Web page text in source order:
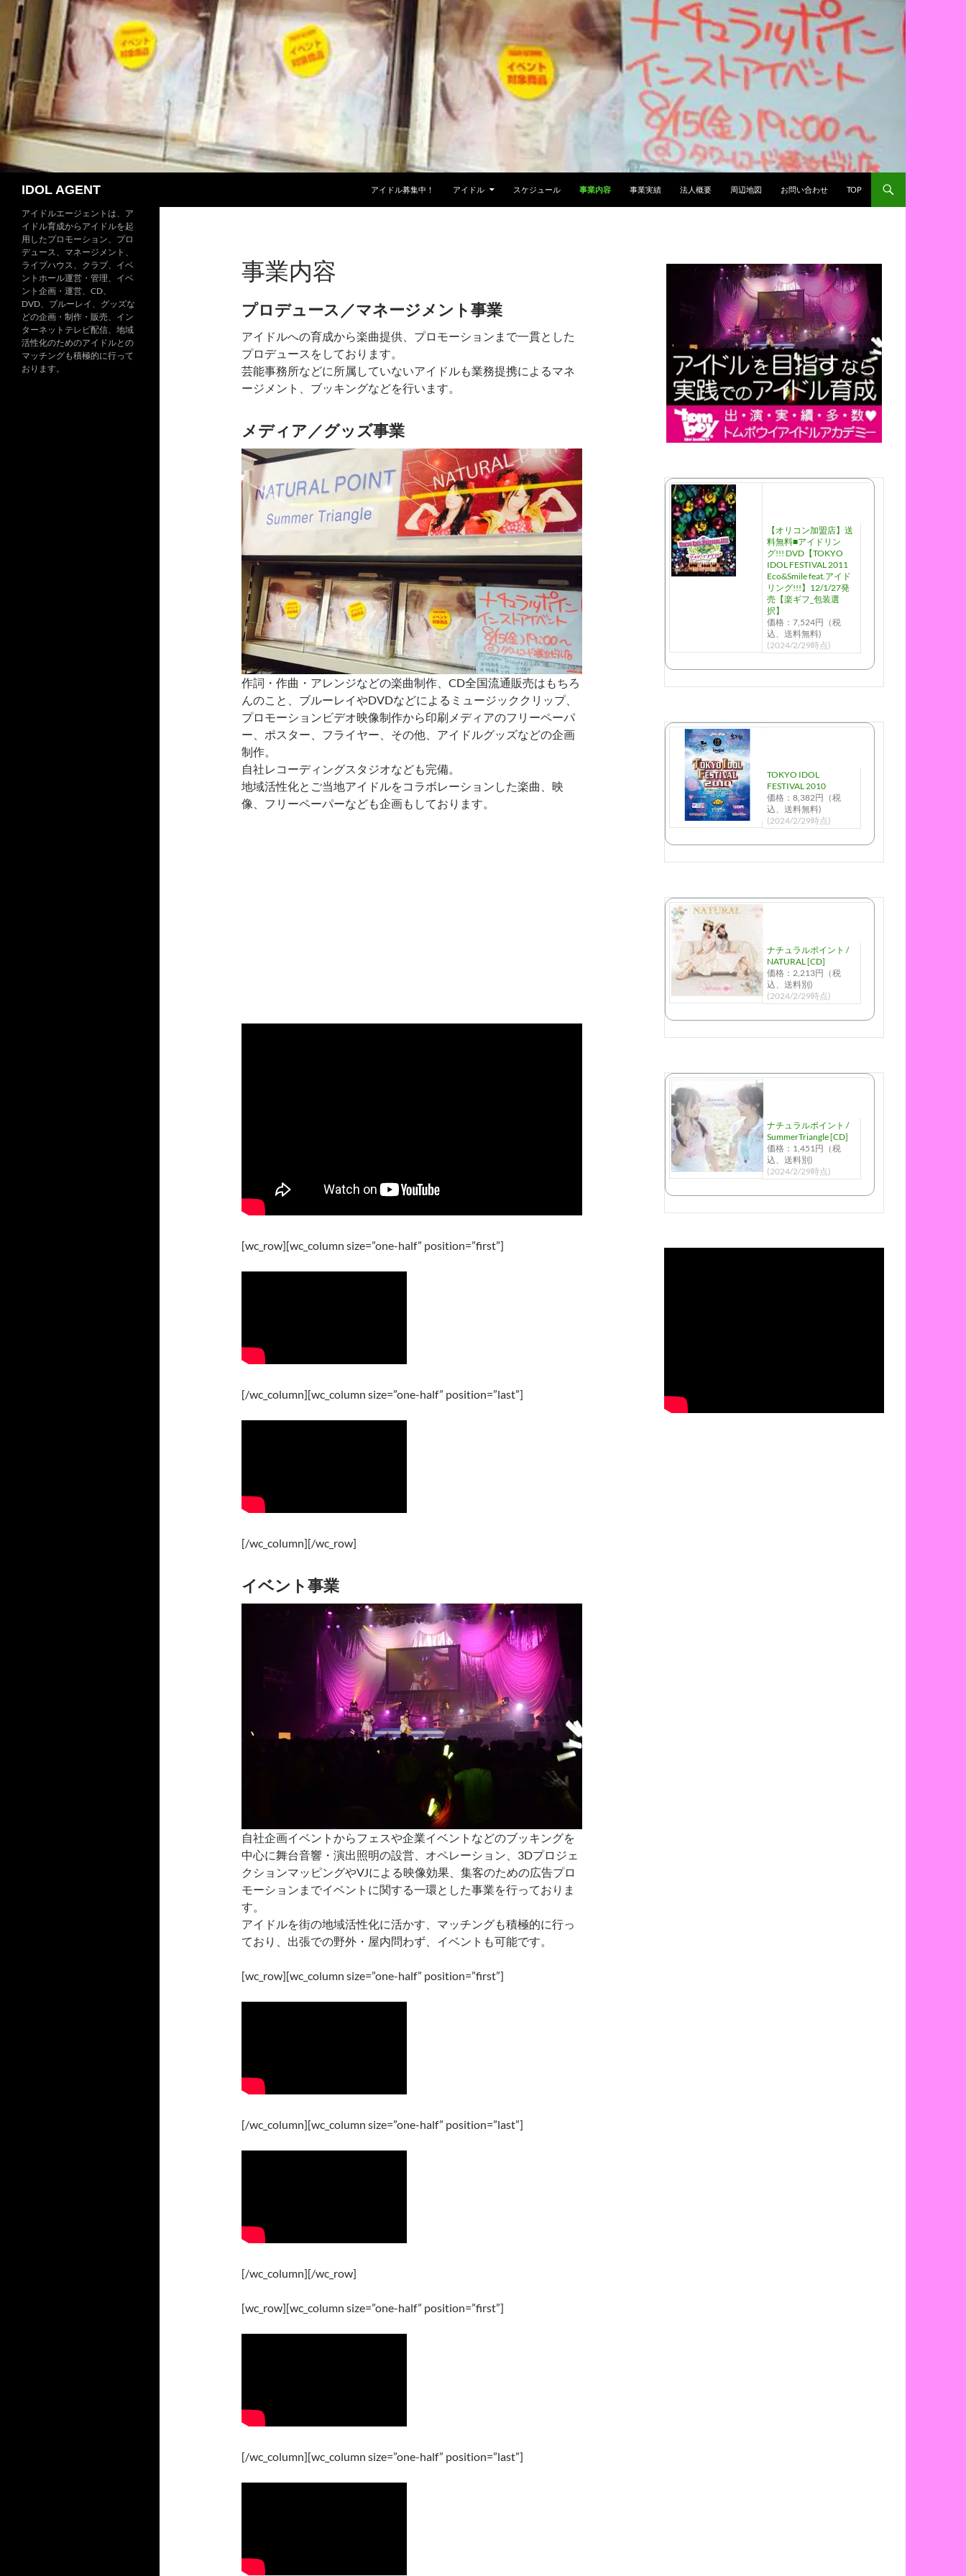
ツ
へ
ス
キ
プ
IDOL AGENT アイドル募集中！ アイドル スケジュール 事業内容 事業実績 法人概要 周辺地図 お問い合わせ TOP
事業内容
プロデュース／マネージメント事業
アイドルへの育成から楽曲提供、プロモーションまで一貫とした
プロデュースをしております。
芸能事務所などに所属していないアイドルも業務提携によるマネ
ージメント、ブッキングなどを行います。
メディア／グッズ事業
作詞・作曲・アレンジなどの楽曲制作、CD全国流通販売はもちろ
んのこと、ブルーレイやDVDなどによるミュージッククリップ、
プロモーションビデオ映像制作から印刷メディアのフリーペーパ
ー、ポスター、フライヤー、その他、アイドルグッズなどの企画
制作。
自社レコーディングスタジオなども完備。
地域活性化とご当地アイドルをコラボレーションした楽曲、映
像、フリーペーパーなども企画もしております。
[wc_row][wc_column size=”one-half” position=”first”]
[/wc_column][wc_column size=”one-half” position=”last”]
[/wc_column][/wc_row]
イベント事業
自社企画イベントからフェスや企業イベントなどのブッキングを
中心に舞台音響・演出照明の設営、オペレーション、3Dプロジェ
クションマッピングやVJによる映像効果、集客のための広告プロ
モーションまでイベントに関する一環とした事業を行っておりま
す。
アイドルを街の地域活性化に活かす、マッチングも積極的に行っ
ており、出張での野外・屋内問わず、イベントも可能です。
[wc_row][wc_column size=”one-half” position=”first”]
[/wc_column][wc_column size=”one-half” position=”last”]
[/wc_column][/wc_row]
[wc_row][wc_column size=”one-half” position=”first”]
[/wc_column][wc_column size=”one-half” position=”last”]
【オリコン加盟店】送
料無料■アイドリン
グ!!! DVD【TOKYO
IDOL FESTIVAL 2011
Eco&Smile feat.アイド
リング!!!】12/1/27発
売【楽ギフ_包装選
択】
価格：7,524円（税
込、送料無料)
(2024/2/29時点)
TOKYO IDOL
FESTIVAL 2010
価格：8,382円（税
込、送料無料)
(2024/2/29時点)
ナチュラルポイント /
NATURAL [CD]
価格：2,213円（税
込、送料別)
(2024/2/29時点)
ナチュラルポイント /
SummerTriangle [CD]
価格：1,451円（税
込、送料別)
(2024/2/29時点)
アイドルエージェントは、ア
イドル育成からアイドルを起
用したプロモーション、プロ
デュース、マネージメント、
ライブハウス、クラブ、イベ
ントホール運営・管理、イベ
ント企画・運営、CD、
DVD、ブルーレイ、グッズな
どの企画・制作・販売、イン
ターネットテレビ配信、地域
活性化のためのアイドルとの
マッチングも積極的に行って
おります。